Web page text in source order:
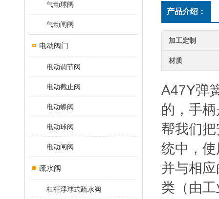
气动球阀
气动闸阀
电动阀门
电动调节阀
电动截止阀
电动蝶阀
电动球阀
电动闸阀
疏水阀
杠杆浮球式疏水阀
产品介绍：
加工定制
材质
A47Y弹
的，手
帮我们
统中，
并与相
类（由